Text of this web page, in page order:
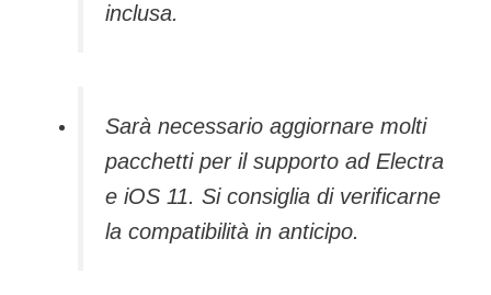
inclusa.
Sarà necessario aggiornare molti
pacchetti per il supporto ad Electra
e iOS 11. Si consiglia di verificarne
la compatibilità in anticipo.